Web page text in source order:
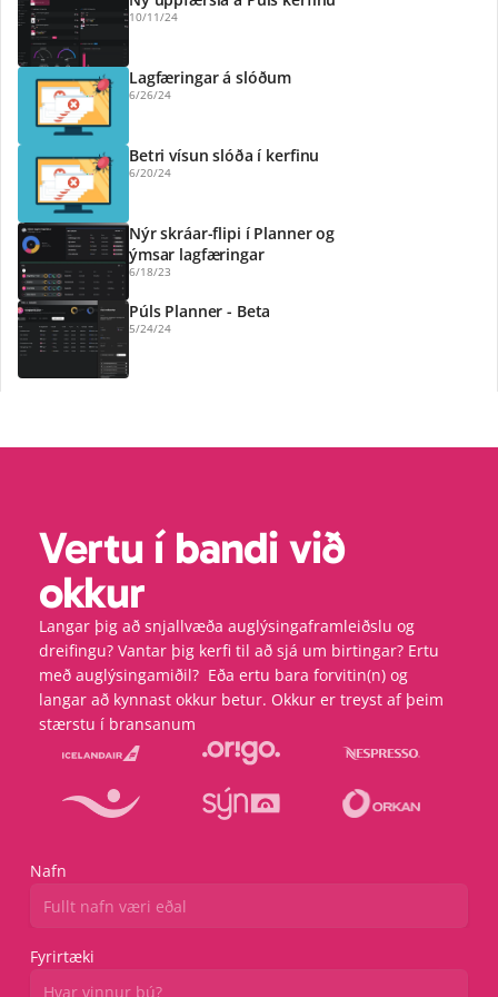
10/11/24
Lagfæringar á slóðum
6/26/24
Betri vísun slóða í kerfinu
6/20/24
Nýr skráar-flipi í Planner og
ýmsar lagfæringar
6/18/23
Púls Planner - Beta
5/24/24
Vertu í bandi við
okkur
Langar þig að snjallvæða auglýsingaframleiðslu og
dreifingu? Vantar þig kerfi til að sjá um birtingar? Ertu
með auglýsingamiðil?  Eða ertu bara forvitin(n) og
langar að kynnast okkur betur. Okkur er treyst af þeim
stærstu í bransanum
Nafn
Fyrirtæki